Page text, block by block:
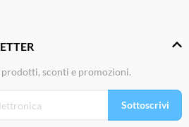
sconti e promozioni.
Sottoscrivi